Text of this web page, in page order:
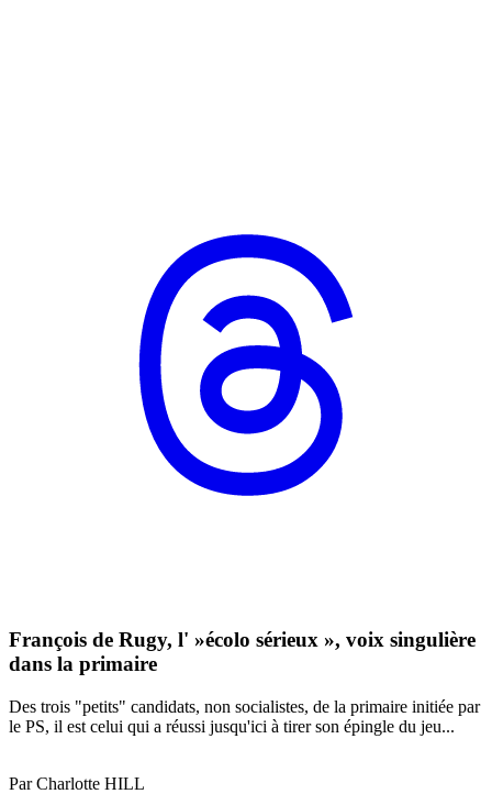
François de Rugy, l' »écolo sérieux », voix singulière
dans la primaire
Des trois "petits" candidats, non socialistes, de la primaire initiée par
le PS, il est celui qui a réussi jusqu'ici à tirer son épingle du jeu...
Par Charlotte HILL